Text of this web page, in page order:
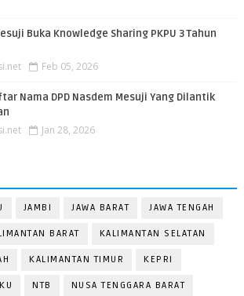
Buka Knowledge Sharing PKPU 3 Tahun
Feb 05, 2026
Nama DPD Nasdem Mesuji Yang Dilantik
Jan 28, 2026
JAMBI JAWA BARAT JAWA TENGAH
BARAT KALIMANTAN SELATAN
KALIMANTAN TIMUR KEPRI
NTB NUSA TENGGARA BARAT